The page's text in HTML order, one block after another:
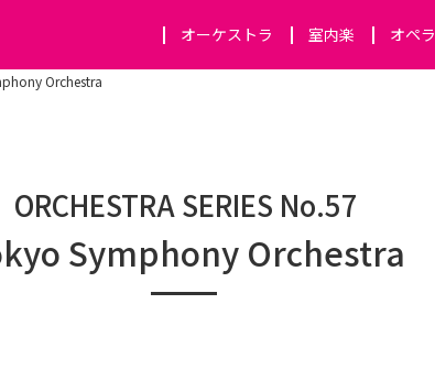
オーケストラ 室内楽 オペラ
Orchestra
ORCHESTRA SERIES No.57
Symphony Orchestra